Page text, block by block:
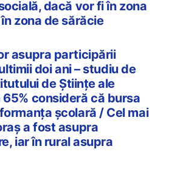
dacă vor fi în zona
zona de sărăcie
asupra participării
doi ani – studiu de
de Științe ale
consideră că bursa
școlară / Cel mai
a fost asupra
iar în rural asupra